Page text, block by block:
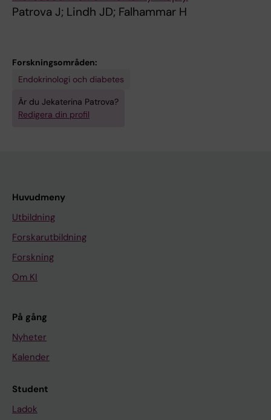
Patrova J; Lindh JD; Falhammar H
Forskningsområden:
Endokrinologi och diabetes
Är du Jekaterina Patrova?
Redigera din profil
Huvudmeny
Utbildning
Forskarutbildning
Forskning
Om KI
På gång
Nyheter
Kalender
Student
Ladok